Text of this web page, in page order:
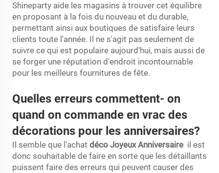
Shineparty aide les magasins à trouver cet équilibre
en proposant à la fois du nouveau et du durable,
permettant ainsi aux boutiques de satisfaire leurs
clients toute l'année. Il ne s'agit pas seulement de
suivre ce qui est populaire aujourd'hui, mais aussi de
se forger une réputation d'endroit incontournable
pour les meilleurs fournitures de fête.
Quelles erreurs commettent- on
quand on commande en vrac des
décorations pour les anniversaires?
Il semble que l'achat déco Joyeux Anniversaire il est
donc souhaitable de faire en sorte que les détaillants
puissent faire des erreurs qui peuvent causer des